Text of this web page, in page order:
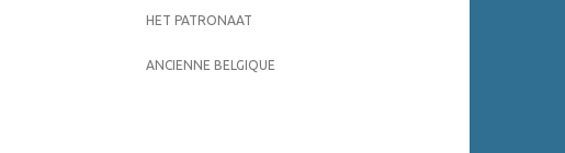
HET PATRONAAT
ANCIENNE BELGIQUE